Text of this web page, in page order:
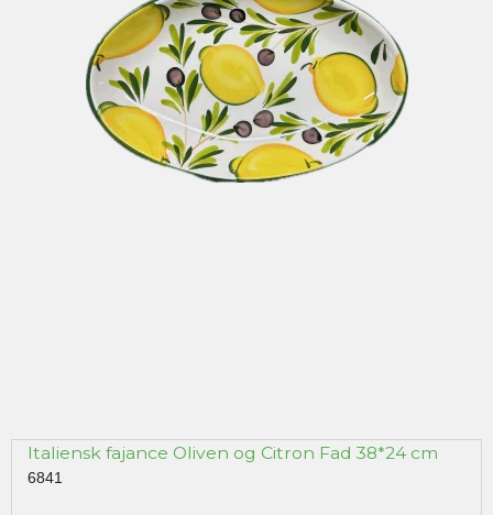
Italiensk fajance Oliven og Citron Fad 38*24 cm
6841